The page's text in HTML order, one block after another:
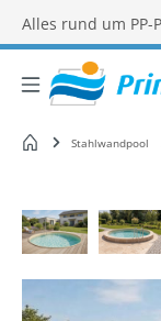
Alles rund um PP-
StartseiteStahlwandpool